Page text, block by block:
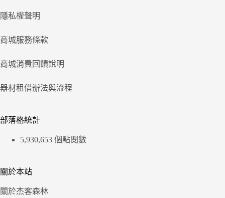
隱私權聲明
商城服務條款
商城消費回饋說明
器材租借辦法與流程
部落格統計
5,930,653 個點閱數
關於本站
關於杰客森林